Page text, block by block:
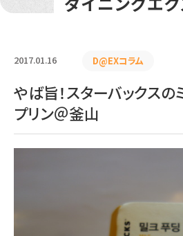
2017.01.16 D@EXコラム
やば旨！スターバックスの
プリン＠釜山